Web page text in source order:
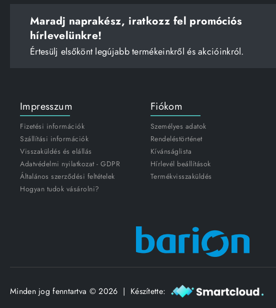
Maradj naprakész, iratkozz fel promóciós
hírlevelünkre!
Értesülj elsőkönt legújabb termékeinkről és akcióinkról.
Impresszum
Fizetési információk
Szállítási információk
Visszaküldés és elállás
Adatvédelmi nyilatkozat - GDPR
Általános szerződési feltételek
Hogyan tudok vásárolni?
Fiókom
Személyes adatok
Rendeléstörténet
Kívánságlista
Hírlevél beállítások
Termékvisszaküldés
Minden jog fenntartva © 2026 | Készítette: